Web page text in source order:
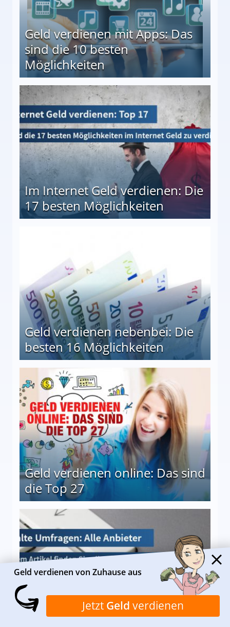
Geld verdienen mit Apps: Das
sind die 10 besten
Möglichkeiten
besten Möglichkeiten
Im Internet Geld verdienen: Die
17 besten Möglichkeiten
Geld verdienen nebenbei: Die
besten 16 Möglichkeiten
Geld verdienen online: Das sind
die Top 27
Bezahlte Umfragen - Alle
geprüften Portale auf einen
Geld verdienen von Zuhause aus
Jetzt Geld verdienen